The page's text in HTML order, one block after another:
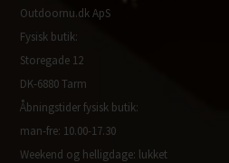
Outdoornu.dk ApS
Fysisk butik:
Storegade 12
DK-6880 Tarm
Åbningstider fysisk butik:
man-fre: 10.00-17.30
Weekend og helligdage: lukket